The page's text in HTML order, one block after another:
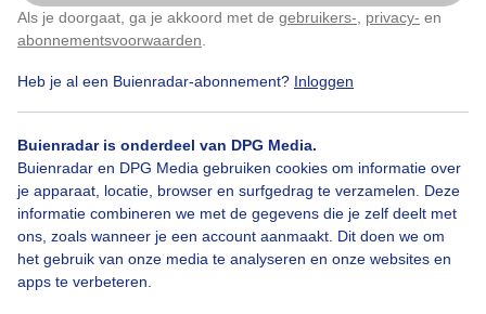
Als je doorgaat, ga je akkoord met de gebruikers- privacy- en
abonnementsvoorwaarden
Heb je al een Buienradar-abonnement? Inloggen
Buienradar is onderdeel van DPG Media.
Buienradar en DPG Media gebruiken cookies om informatie over
je apparaat, locatie, browser en surfgedrag te verzamelen. Deze
informatie combineren we met de gegevens die je zelf deelt met
ons, zoals wanneer je een account aanmaakt. Dit doen we om
het gebruik van onze media te analyseren en onze websites en
apps te verbeteren.
Door: Trudy Fortuijn - van Es Gemaakt: 14-05-2026, 24x bekeken
Bekijk slideshow
Klik hierom dit aan te passen